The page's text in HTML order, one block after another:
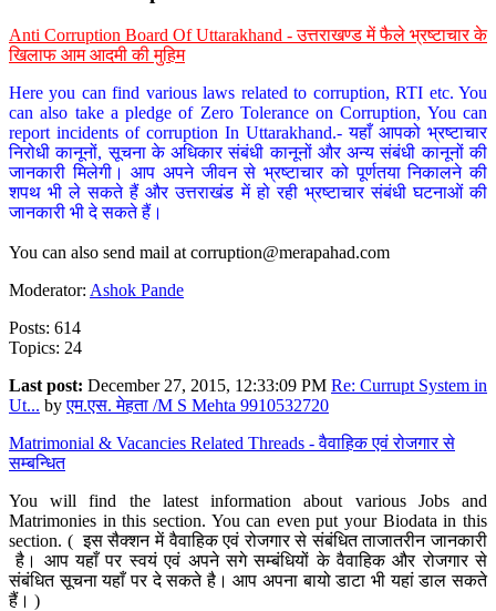
Anti Corruption Board Of Uttarakhand - उत्तराखण्ड में फैले भ्रष्टाचार के
खिलाफ आम आदमी की मुहिम
Here you can find various laws related to corruption, RTI etc. You
can also take a pledge of Zero Tolerance on Corruption, You can
report incidents of corruption In Uttarakhand.- यहाँ आपको भ्रष्टाचार
निरोधी कानूनों, सूचना के अधिकार संबंधी कानूनों और अन्य संबंधी कानूनों की
जानकारी मिलेगी। आप अपने जीवन से भ्रष्टाचार को पूर्णतया निकालने की
शपथ भी ले सकते हैं और उत्तराखंड में हो रही भ्रष्टाचार संबंधी घटनाओं की
जानकारी भी दे सकते हैं।
You can also send mail at corruption@merapahad.com
Moderator: Ashok Pande
Posts: 614
Topics: 24
Last post: December 27, 2015, 12:33:09 PM Re: Currupt System in
Ut... byएम.एस. मेहता /M S Mehta 9910532720
Matrimonial & Vacancies Related Threads - वैवाहिक एवं रोजगार से
सम्बन्धित
You will find the latest information about various Jobs and
Matrimonies in this section. You can even put your Biodata in this
section. ( इस सैक्शन में वैवाहिक एवं रोजगार से संबंधित ताजातरीन जानकारी
है। आप यहाँ पर स्वयं एवं अपने सगे सम्बंधियों के वैवाहिक और रोजगार से
संबंधित सूचना यहाँ पर दे सकते है। आप अपना बायो डाटा भी यहां डाल सकते
हैं। )